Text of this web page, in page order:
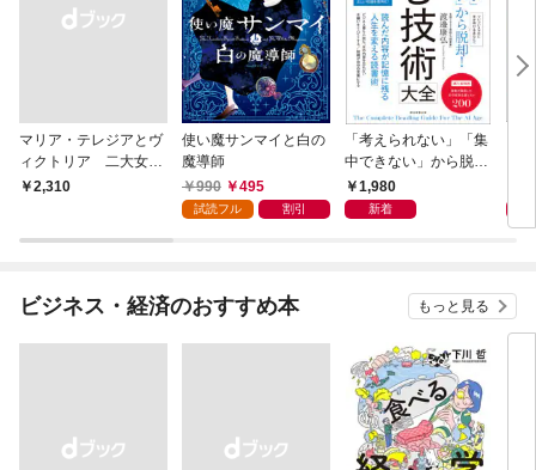
マリア・テレジアとヴ
ィクトリア 二大女帝
の国家運営手腕
￥2,310
使い魔サンマイと白の
魔導師
990
495
試読フル 割引
「考えられない」「集
中できない」から脱
却！ AI時代の読む技
術大全
1,980
新着
ビジネス・経済のおすすめ本 もっと見る